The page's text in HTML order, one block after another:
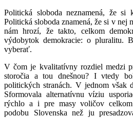
Politická sloboda neznamená, že
Politická sloboda znamená, že si v nej
nám hrozí, že takto, celkom
výdobytok demokracie: o pluralitu.
vyberať.
V čom je kvalitatívny rozdiel medzi
storočia a tou dnešnou? I vtedy
politických stranách. V jednom však
Sformovala alternatívnu víziu
rýchlo a i pre masy voličov
podobu Slovenska než ju